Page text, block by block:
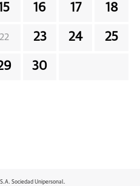
16 17 18
22 23 24 25
30
Sociedad Unipersonal.